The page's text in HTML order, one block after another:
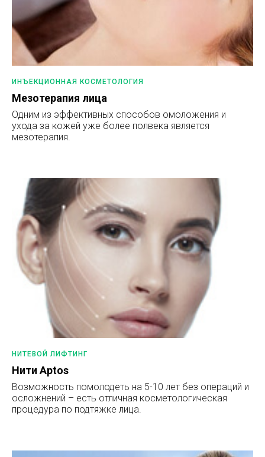
ИНЪЕКЦИОННАЯ КОСМЕТОЛОГИЯ
Мезотерапия лица
Одним из эффективных способов омоложения и
ухода за кожей уже более полвека является
мезотерапия.
НИТЕВОЙ ЛИФТИНГ
Нити Aptos
Возможность помолодеть на 5-10 лет без операций и
осложнений – есть отличная косметологическая
процедура по подтяжке лица.